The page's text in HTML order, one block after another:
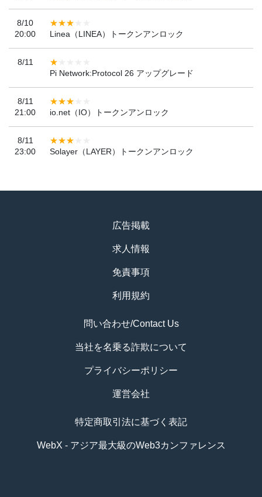
8/10
20:00
Linea（LINEA）トークンアンロック
8/11
Pi Network:Protocol 26 アップグレード
8/11
21:00
io.net（IO）トークンアンロック
8/11
23:00
Solayer（LAYER）トークンアンロック
広告掲載
求人情報
免責事項
利用規約
問い合わせ/Contact Us
当社を名乗る詐欺について
プライバシーポリシー
運営会社
特定商取引法に基づく表記
WebX - アジア最大級のWeb3カンファレンス